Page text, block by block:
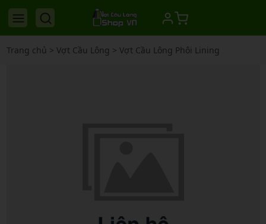
Trang chủ > Vợt Cầu Lông > Vợt Cầu Lông Phôi Lining